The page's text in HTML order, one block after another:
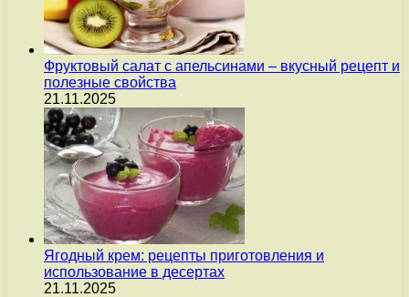
Фруктовый салат с апельсинами – вкусный рецепт и
полезные свойства
21.11.2025
Ягодный крем: рецепты приготовления и
использование в десертах
21.11.2025